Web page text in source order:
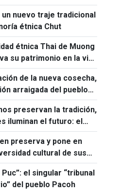
un nuevo traje tradicional
étnica Chut
étnica Thai de Muong
su patrimonio en la vida
de la nueva cosecha,
arraigada del pueblo
preservan la tradición,
iluminan el futuro: el
preserva y pone en
cultural de sus
Puc”: el singular “tribunal
del pueblo Pacoh